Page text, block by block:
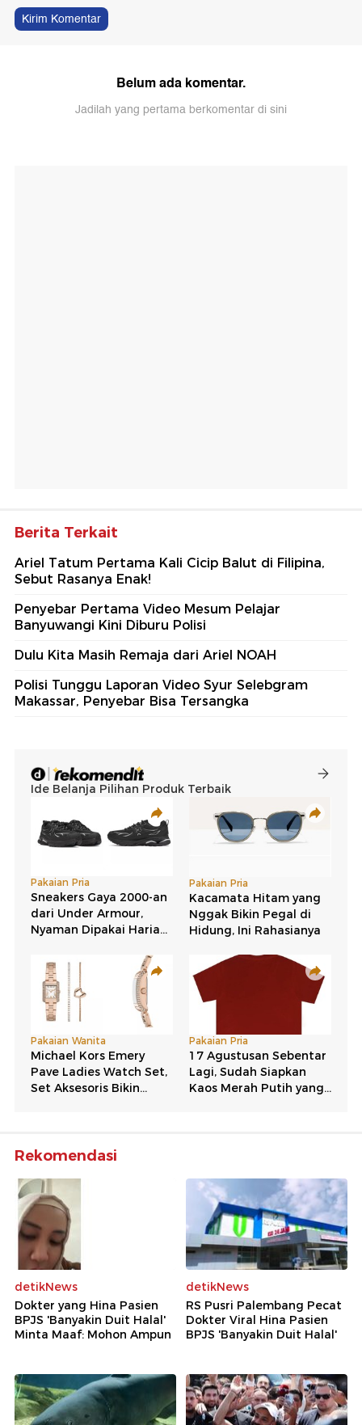
Kirim Komentar
Belum ada komentar.
Jadilah yang pertama berkomentar di sini
Berita Terkait
Ariel Tatum Pertama Kali Cicip Balut di Filipina,
Sebut Rasanya Enak!
Penyebar Pertama Video Mesum Pelajar
Banyuwangi Kini Diburu Polisi
Dulu Kita Masih Remaja dari Ariel NOAH
Polisi Tunggu Laporan Video Syur Selebgram
Makassar, Penyebar Bisa Tersangka
Rekomendasi
detikNews
Dokter yang Hina Pasien
BPJS 'Banyakin Duit Halal'
Minta Maaf: Mohon Ampun
detikNews
RS Pusri Palembang Pecat
Dokter Viral Hina Pasien
BPJS 'Banyakin Duit Halal'